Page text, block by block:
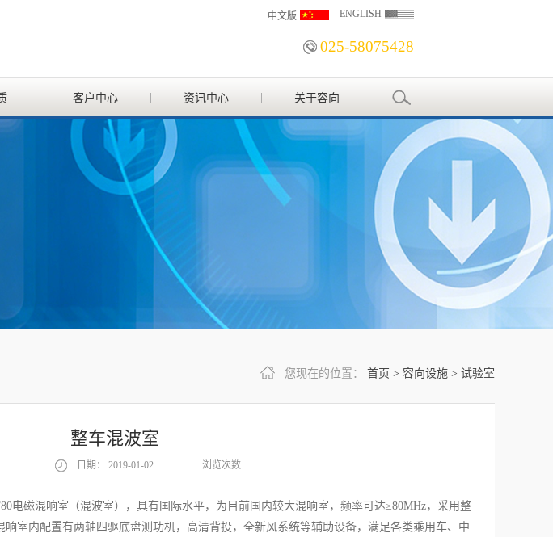
025-58075428
中文版 ENGLISH
客户中心 资讯中心 关于容向
您现在的位置： 首页 > 容向设施 > 试验室
整车混波室
日期： 2019-01-02 浏览次数:
电磁混响室（混波室），具有国际水平，为目前国内较大混响室，频率可达≥80MHz，采用整
室内配置有两轴四驱底盘测功机，高清背投，全新风系统等辅助设备，满足各类乘用车、中